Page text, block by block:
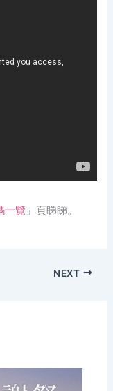
一覽 」頁睇睇。
NEXT